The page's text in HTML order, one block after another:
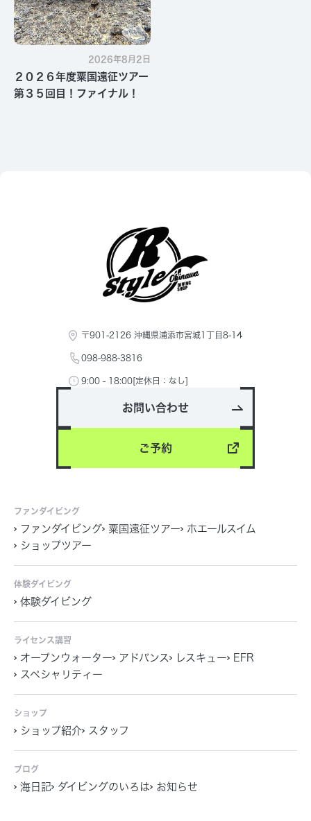
2026年8月2日
２０２６年度粟国遠征ツアー
第３５回目！ファイナル！
〒901-2126 沖縄県浦添市宮城1丁目8-14
098-988-3816
9:00 - 18:00[定休日：なし]
お問い合わせ
ご予約
ファンダイビング
ファンダイビング 粟国遠征ツアー
ホエールスイム
ショップツアー
体験ダイビング
体験ダイビング
ライセンス講習
オープンウォーター アドバンス レスキュー
EFR
スペシャリティー
ショップ
ショップ紹介 スタッフ
ブログ
海日記 ダイビングのいろは お知らせ